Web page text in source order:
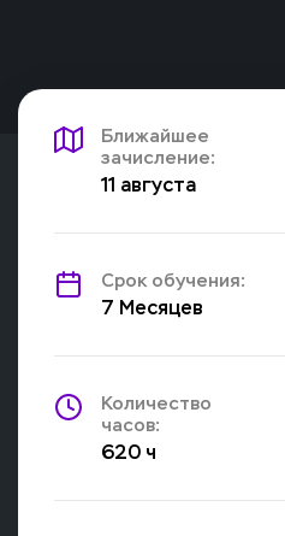
Ближайшее
зачисление:
11 августа
Срок обучения:
7 Месяцев
Количество
часов:
620 ч